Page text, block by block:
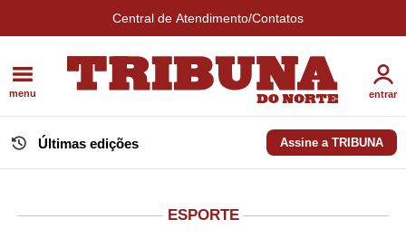
Central de Atendimento/Contatos
menu entrar
Últimas edições Assine a TRIBUNA
ESPORTE